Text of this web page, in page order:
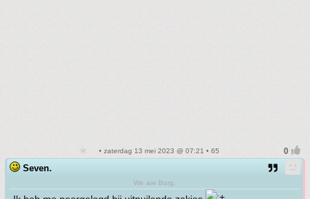
• zaterdag 13 mei 2023 @ 07:21 • 65
Seven.
We are Borg.